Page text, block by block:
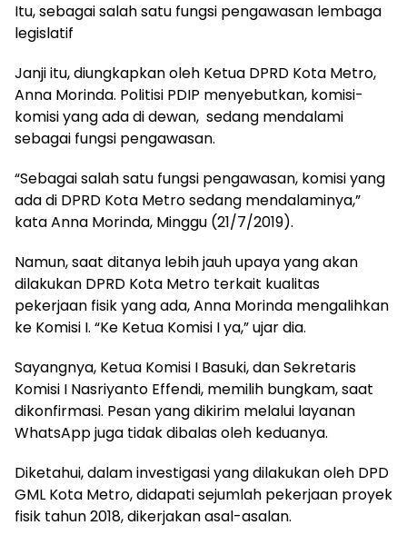
Itu, sebagai salah satu fungsi pengawasan lembaga
legislatif
Janji itu, diungkapkan oleh Ketua DPRD Kota Metro,
Anna Morinda. Politisi PDIP menyebutkan, komisi-
komisi yang ada di dewan, sedang mendalami
sebagai fungsi pengawasan.
“Sebagai salah satu fungsi pengawasan, komisi yang
ada di DPRD Kota Metro sedang mendalaminya,”
kata Anna Morinda, Minggu (21/7/2019).
Namun, saat ditanya lebih jauh upaya yang akan
dilakukan DPRD Kota Metro terkait kualitas
pekerjaan fisik yang ada, Anna Morinda mengalihkan
ke Komisi I. “Ke Ketua Komisi I ya,” ujar dia.
Sayangnya, Ketua Komisi I Basuki, dan Sekretaris
Komisi I Nasriyanto Effendi, memilih bungkam, saat
dikonfirmasi. Pesan yang dikirim melalui layanan
WhatsApp juga tidak dibalas oleh keduanya.
Diketahui, dalam investigasi yang dilakukan oleh DPD
GML Kota Metro, didapati sejumlah pekerjaan proyek
fisik tahun 2018, dikerjakan asal-asalan.